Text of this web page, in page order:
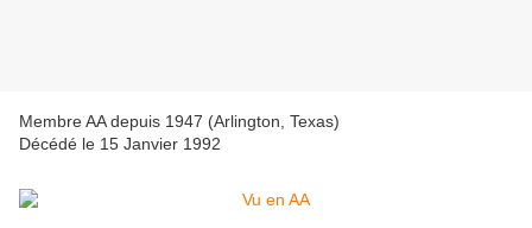
Membre AA depuis 1947 (Arlington, Texas)
Décédé le 15 Janvier 1992